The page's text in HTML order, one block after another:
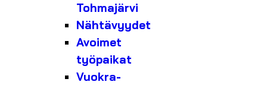
Tohmajärvi
Nähtävyydet
Avoimet
työpaikat
Vuokra-